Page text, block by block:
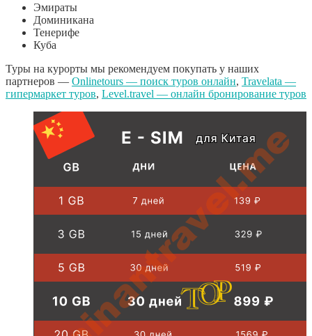
Эмираты
Доминикана
Тенерифе
Куба
Туры на курорты мы рекомендуем покупать у наших
партнеров — Onlinetours — поиск туров онлайн, Travelata —
гипермаркет туров, Level.travel — онлайн бронирование туров